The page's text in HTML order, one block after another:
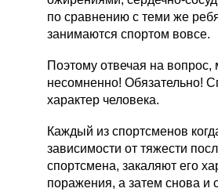
по сравнению с теми же
занимаются спортом вовсе.
Поэтому отвечая на
несомненно! Обязательно!
характер человека.
Каждый из спортсменов
зависимости от тяжести
спортсмена, закаляют его
поражения, а затем снова и